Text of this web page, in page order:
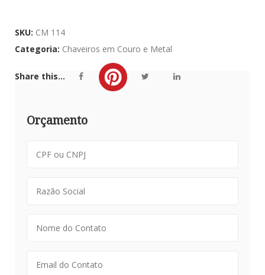
SKU: CM 114
Categoria: Chaveiros em Couro e Metal
Share this...
Orçamento